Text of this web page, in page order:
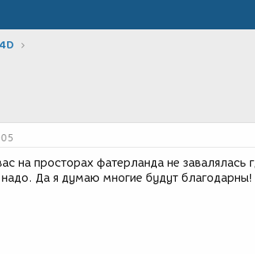
на просторах фатерланда не завалялась
надо. Да я думаю многие будут